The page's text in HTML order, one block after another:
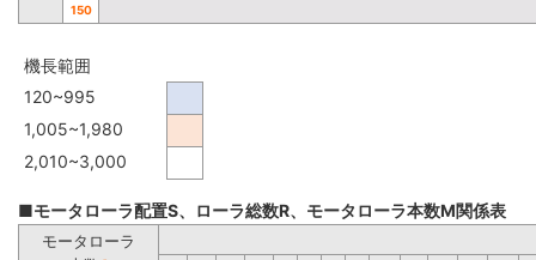
150
機長範囲
120~995
1,005~1,980
2,010~3,000
■モータローラ配置S、ローラ総数R、モータローラ本数M関係表
モータローラ